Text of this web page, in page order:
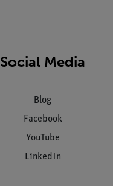
Social Media
Blog
Facebook
YouTube
LinkedIn